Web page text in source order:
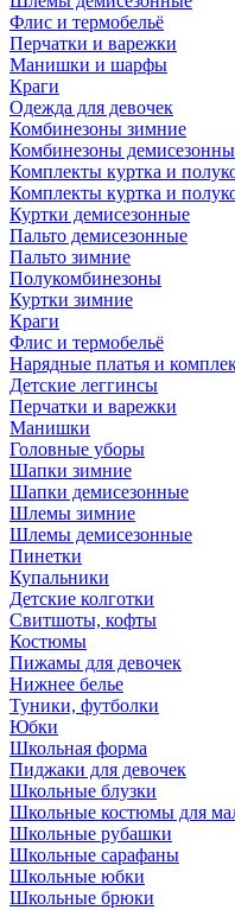
Флис и термобельё
Перчатки и варежки
Манишки и шарфы
Краги
Одежда для девочек
Комбинезоны зимние
Комбинезоны
Комплекты куртка и
Комплекты куртка и
Куртки демисезонные
Пальто демисезонные
Пальто зимние
Полукомбинезоны
Куртки зимние
Краги
Флис и термобельё
Нарядные платья и
Детские леггинсы
Перчатки и варежки
Манишки
Головные уборы
Шапки зимние
Шапки демисезонные
Шлемы зимние
Шлемы демисезонные
Пинетки
Купальники
Детские колготки
Свитшоты, кофты
Костюмы
Пижамы для девочек
Нижнее белье
Туники, футболки
Юбки
Школьная форма
Пиджаки для девочек
Школьные блузки
Школьные костюмы для
Школьные рубашки
Школьные сарафаны
Школьные юбки
Школьные брюки